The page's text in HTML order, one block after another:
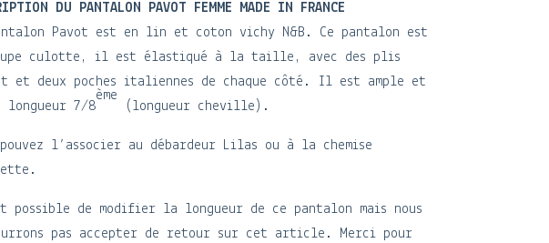
DU PANTALON PAVOT FEMME MADE IN FRANCE
Pavot est en lin et coton vichy N&B. Ce pantalon est
culotte, il est élastiqué à la taille, avec des plis
et deux poches italiennes de chaque côté. Il est ample et
longueur 7/8
ème
(longueur cheville).
pouvez l’associer au débardeur Lilas ou à la chemise
possible de modifier la longueur de ce pantalon mais nous
pas accepter de retour sur cet article. Merci pour